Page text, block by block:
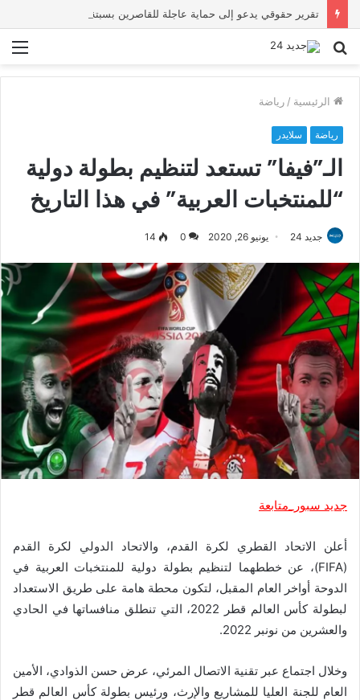
بحث
الرئيسية / رياضة
رياضة سلايدر
الـ”فيفا” تستعد لتنظيم بطولة دولية
“للمنتخبات العربية” في هذا التاريخ
جديد 24 يونيو 26, 2020 0
14
جديد سبور_متابعة
أعلن الاتحاد القطري لكرة القدم، والاتحاد الدولي لكرة القدم
(FIFA)، عن خططهما لتنظيم بطولة دولية للمنتخبات العربية في
الدوحة أواخر العام المقبل، لتكون محطة هامة على طريق الاستعداد
لبطولة كأس العالم قطر 2022، التي تنطلق منافساتها في الحادي
والعشرين من نونبر 2022.
وخلال اجتماع عبر تقنية الاتصال المرئي، عرض حسن الذوادي، الأمين
العام للجنة العليا للمشاريع والإرث، ورئيس بطولة كأس العالم قطر